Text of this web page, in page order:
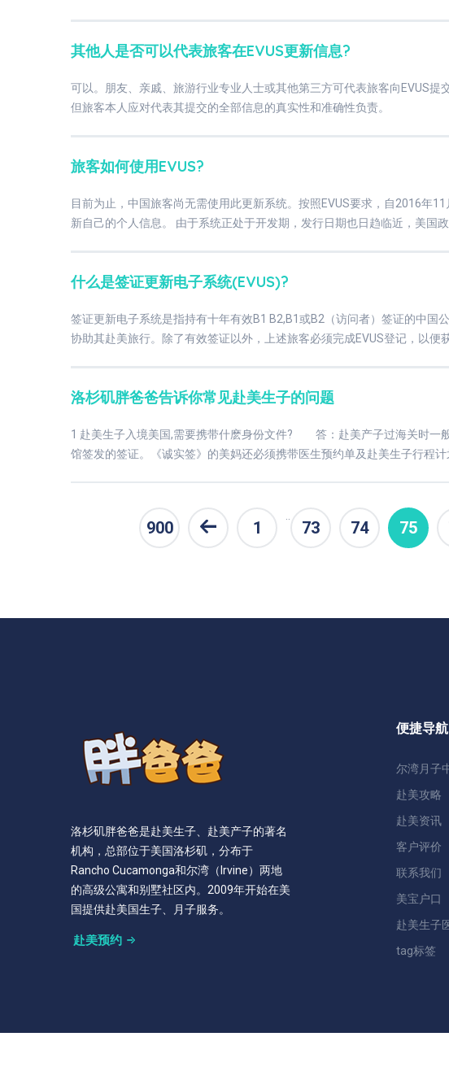
其他人是否可以代表旅客在EVUS更新信息?
可以。朋友、亲戚、旅游行业专业人士或其他第三方可代表旅客向EVUS提
但旅客本人应对代表其提交的全部信息的真实性和准确性负责。
旅客如何使用EVUS?
目前为止，中国旅客尚无需使用此更新系统。按照EVUS要求，自2016年
新自己的个人信息。 由于系统正处于开发期，发行日期也日趋临近，美国
什么是签证更新电子系统(EVUS)?
签证更新电子系统是指持有十年有效B1 B2,B1或B2（访问者）签证的中国
协助其赴美旅行。除了有效签证以外，上述旅客必须完成EVUS登记，以便
洛杉矶胖爸爸告诉你常见赴美生子的问题
1 赴美生子入境美国,需要携带什麽身份文件? 答：赴美产子过海关时一
馆签发的签证。《诚实签》的美妈还必须携带医生预约单及赴美生子行程
900
1 73 74 75
洛杉矶胖爸爸是赴美生子、赴美产子的著名
机构，总部位于美国洛杉矶，分布于
Rancho Cucamonga和尔湾（Irvine）两地
的高级公寓和别墅社区内。2009年开始在美
国提供赴美国生子、月子服务。
赴美预约
便捷导航
尔湾月子
赴美攻略
赴美资讯
客户评价
联系我们
美宝户口
赴美生子
tag标签